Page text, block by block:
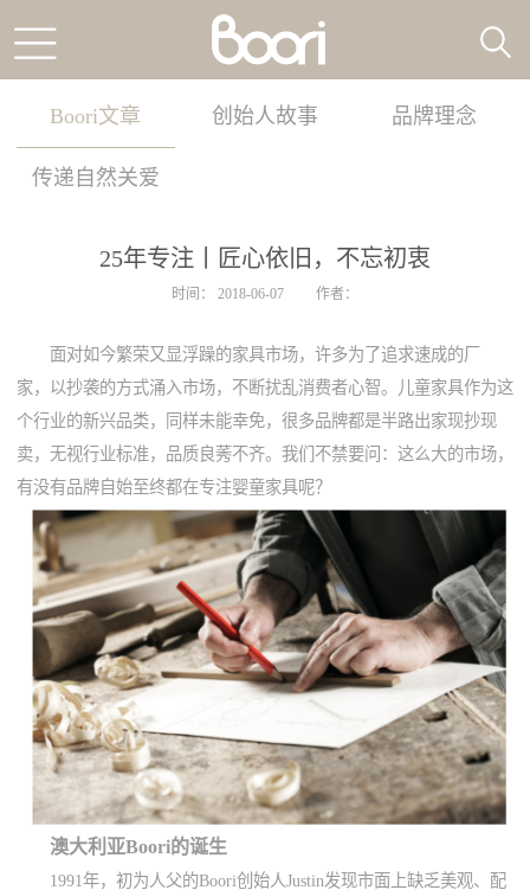
Boori文章 创始人故事 品牌理念
传递自然关爱
25年专注丨匠心依旧，不忘初衷
时间： 2018-06-07 作者：
面对如今繁荣又显浮躁的家具市场，许多为了追求速成的厂
家，以抄袭的方式涌入市场，不断扰乱消费者心智。儿童家具作为这
个行业的新兴品类，同样未能幸免，很多品牌都是半路出家现抄现
卖，无视行业标准，品质良莠不齐。我们不禁要问：这么大的市场，
有没有品牌自始至终都在专注婴童家具呢？
澳大利亚Boori的诞生
1991年，初为人父的Boori创始人Justin发现市面上缺乏美观、配